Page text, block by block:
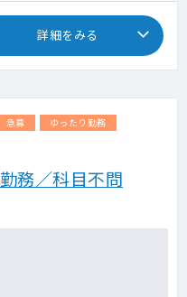
詳細をみる
急募
ゆったり勤務
務／科目不問